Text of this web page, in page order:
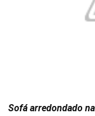
Sofá arredondado